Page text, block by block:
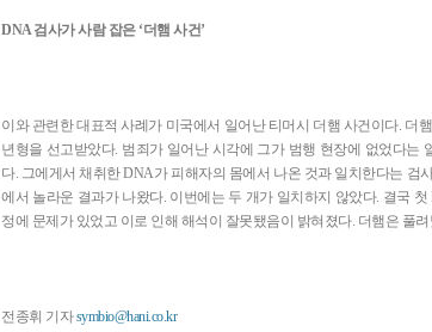
DNA 검사가 사람 잡은 ‘더햄 사건’
이와 관련한 대표적 사례가 미국에서 일어난 티머시 더햄 사건이다. 더
년형을 선고받았다. 범죄가 일어난 시각에 그가 범행 현장에 없었다는
다. 그에게서 채취한 DNA가 피해자의 몸에서 나온 것과 일치한다는 검
에서 놀라운 결과가 나왔다. 이번에는 두 개가 일치하지 않았다. 결국
정에 문제가 있었고 이로 인해 해석이 잘못됐음이 밝혀졌다. 더햄은 풀
전종휘 기자symbio@hani.co.kr